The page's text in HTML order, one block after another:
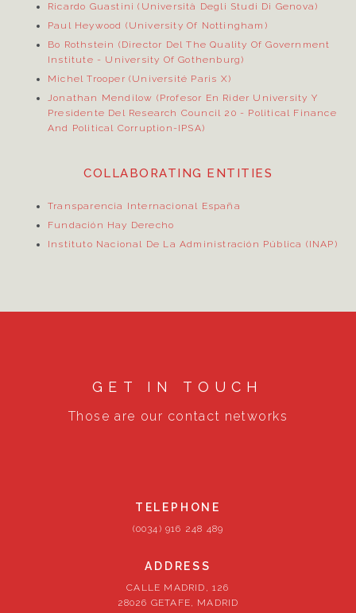
Ricardo Guastini (Università Degli Studi Di Genova)
Paul Heywood (University Of Nottingham)
Bo Rothstein (Director DelThe Quality Of Government
Institute - University Of Gothenburg)
Michel Trooper (Université Paris X)
Jonathan Mendilow (Profesor En Rider University Y
Presidente Del Research Council 20 - Political Finance
And Political Corruption-IPSA)
COLLABORATING ENTITIES
Transparencia Internacional España
Fundación Hay Derecho
Instituto Nacional De La Administración Pública (INAP)
GET IN TOUCH
Those are our contact networks
TELEPHONE
(0034) 916 248 489
ADDRESS
CALLE MADRID, 126
28026 GETAFE, MADRID